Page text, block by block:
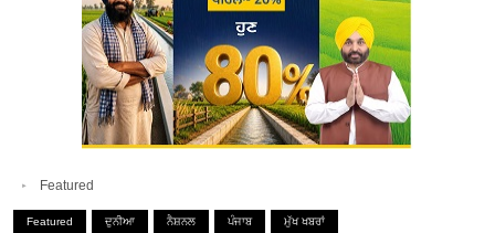
Featured
Featured ਦੁਨੀਆ ਨੈਸ਼ਨਲ ਪੰਜਾਬ ਮੁੱਖ ਖਬਰਾਂ